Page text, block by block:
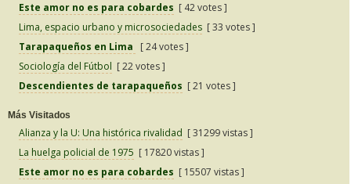
Este amor no es para cobardes [ 42 votes ]
Lima, espacio urbano y microsociedades [ 33 votes ]
Tarapaqueños en Lima
[ 24 votes ]
Sociología del Fútbol [ 22 votes ]
Descendientes de tarapaqueños [ 21 votes ]
Más Visitados
Alianza y la U: Una histórica rivalidad [ 31299 vistas ]
La huelga policial de 1975 [ 17820 vistas ]
Este amor no es para cobardes [ 15507 vistas ]